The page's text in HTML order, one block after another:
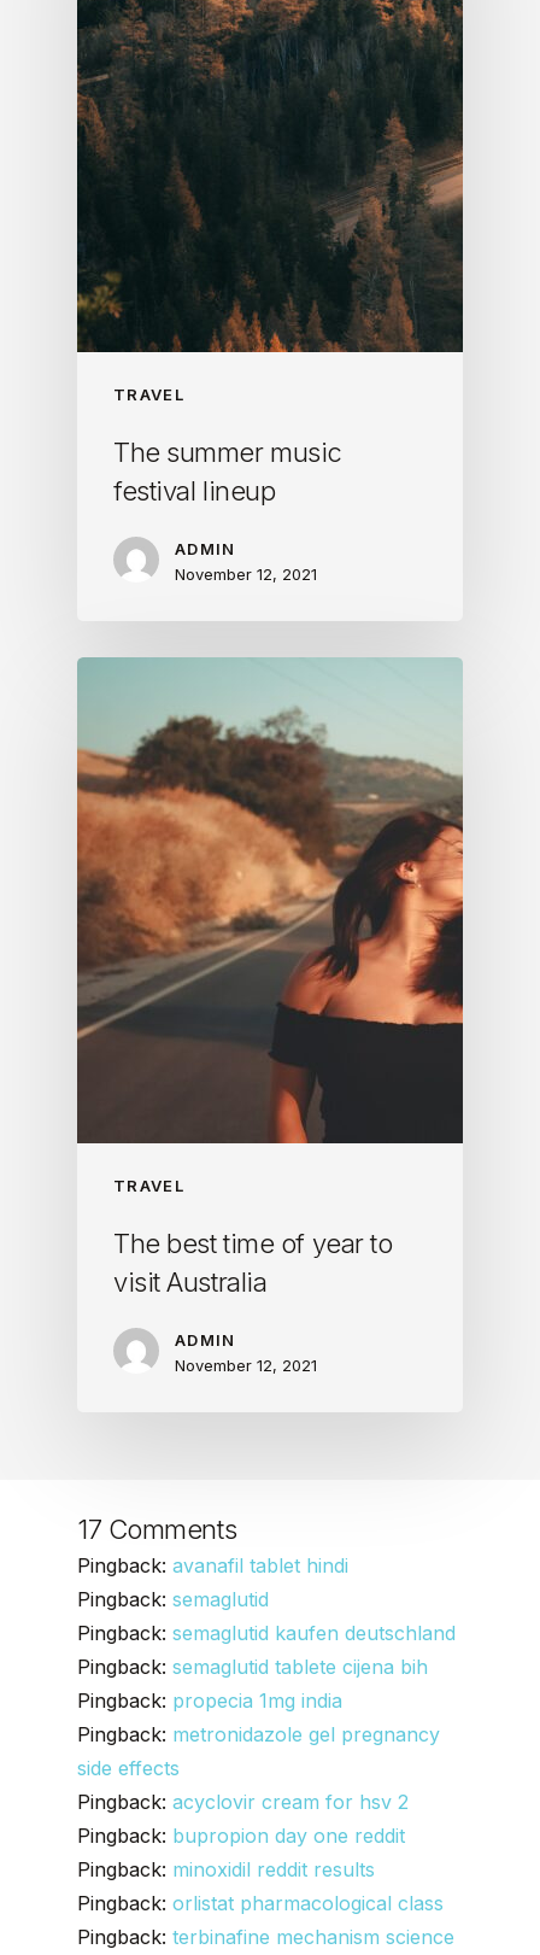
TRAVEL
The summer music
festival lineup
ADMIN
November 12, 2021
TRAVEL
The best time of year to
visit Australia
ADMIN
November 12, 2021
17 Comments
Pingback: avanafil tablet hindi
Pingback: semaglutid
Pingback: semaglutid kaufen deutschland
Pingback: semaglutid tablete cijena bih
Pingback: propecia 1mg india
Pingback: metronidazole gel pregnancy
side effects
Pingback: acyclovir cream for hsv 2
Pingback: bupropion day one reddit
Pingback: minoxidil reddit results
Pingback: orlistat pharmacological class
Pingback: terbinafine mechanism science